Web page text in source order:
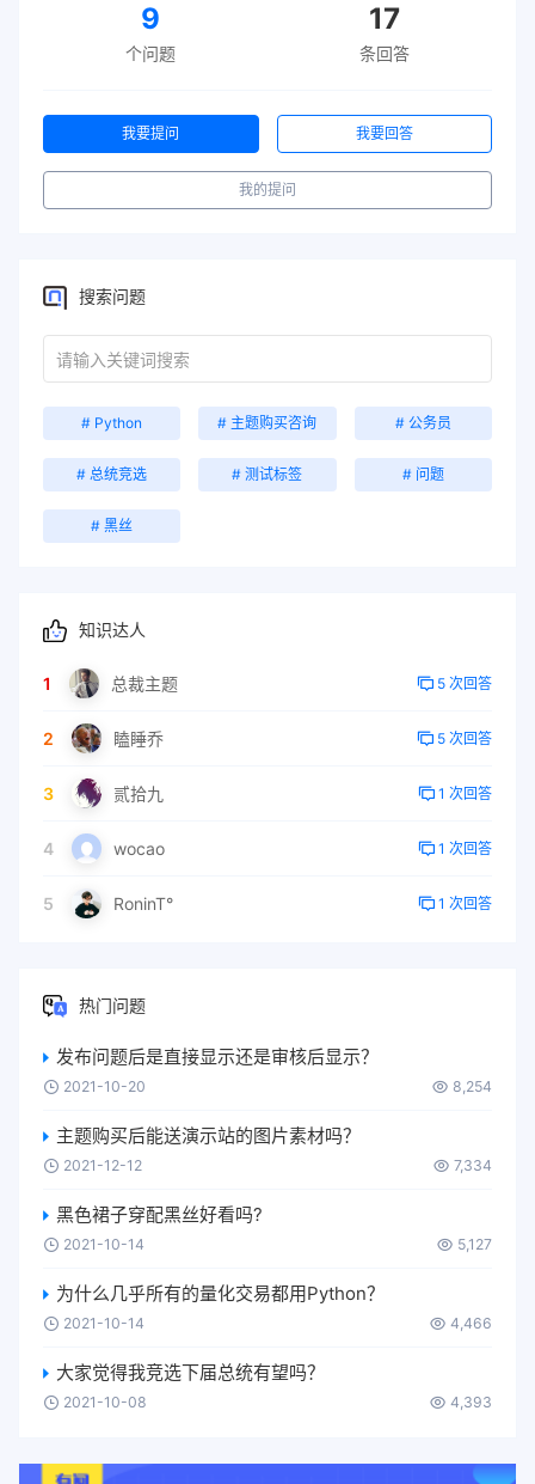
9
个问题
17
条回答
我要提问 我要回答
我的提问
搜索问题
# Python # 主题购买咨询 # 公务员
# 总统竞选 # 测试标签 # 问题
# 黑丝
知识达人
1 总裁主题 5 次回答
2 瞌睡乔 5 次回答
3 贰拾九 1 次回答
4 wocao 1 次回答
5 RoninT° 1 次回答
热门问题
发布问题后是直接显示还是审核后显示？
2021-10-20 8,254
主题购买后能送演示站的图片素材吗？
2021-12-12 7,334
黑色裙子穿配黑丝好看吗?
2021-10-14 5,127
为什么几乎所有的量化交易都用Python？
2021-10-14 4,466
大家觉得我竞选下届总统有望吗？
2021-10-08 4,393